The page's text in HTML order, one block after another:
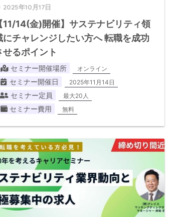
2025年10月17日
11/14(金)開催】サステナビリティ領
にチャレンジしたい方へ 転職を成功
せるポイント
セミナー開催場所 オンライン
セミナー開催日 2025年11月14日
セミナー定員 最大20人
セミナー費用 無料